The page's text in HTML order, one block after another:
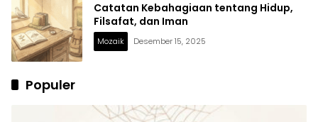
Catatan Kebahagiaan tentang Hidup,
Filsafat, dan Iman
Mozaik Desember 15, 2025
Populer